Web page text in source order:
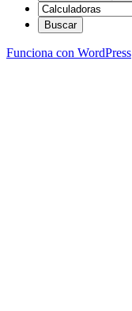
Funciona con WordPress